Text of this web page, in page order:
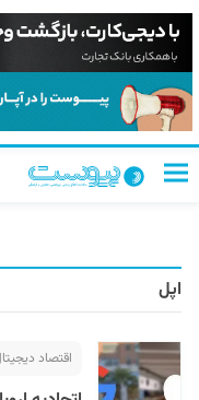
اپل
اقتصاد